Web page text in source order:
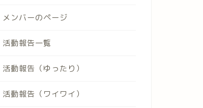
メンバーのページ
活動報告一覧
活動報告（ゆったり）
活動報告（ワイワイ）